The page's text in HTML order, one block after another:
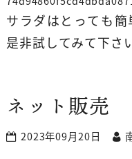
サラダはとっても
是非試してみて下さ
ネット販売
2023年09月20日